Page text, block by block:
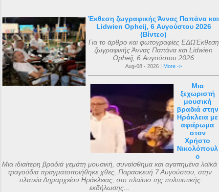
Έκθεση ζωγραφικής Άννας Παπάνα και
Lidwien Opheij, 6 Αυγούστου 2026
(Βίντεο)
Για το άρθρο και φωτογραφίες ΕΔΩΈκθεση
ζωγραφικής Άννας Παπάνα και Lidwien
Opheij, 6 Αυγούστου 2026
Aug-08 - 2026 | More ->
Μια
ξεχωριστή
μουσική
βραδιά στην
Ηράκλεια με
αφιέρωμα
στον
Χρήστο
Νικολόπουλ
ο
Μια ιδιαίτερη βραδιά γεμάτη μουσική, συναίσθημα και αγαπημένα λαϊκά
τραγούδια πραγματοποιήθηκε χθες, Παρασκευή 7 Αυγούστου, στην
πλατεία Δημαρχείου Ηράκλειας, στο πλαίσιο της πολιτιστικής
εκδήλωσης...